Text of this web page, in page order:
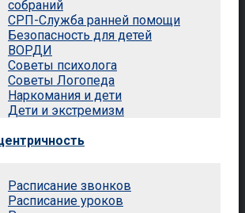
собраний
СРП-Служба ранней помощи
Безопасность для детей
ВОРДИ
Советы психолога
Советы Логопеда
Наркомания и дети
Дети и экстремизм
Расписание звонков
Расписание уроков